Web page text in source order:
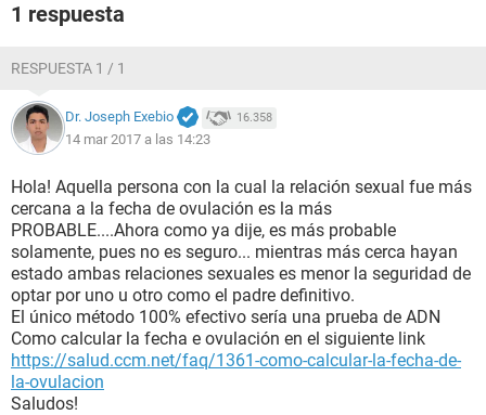
1 respuesta
RESPUESTA 1 / 1
Dr. Joseph Exebio 16.358
14 mar 2017 a las 14:23
Hola! Aquella persona con la cual la relación sexual fue más
cercana a la fecha de ovulación es la más
PROBABLE....Ahora como ya dije, es más probable
solamente, pues no es seguro... mientras más cerca hayan
estado ambas relaciones sexuales es menor la seguridad de
optar por uno u otro como el padre definitivo.
El único método 100% efectivo sería una prueba de ADN
Como calcular la fecha e ovulación en el siguiente link
https://salud.ccm.net/faq/1361-como-calcular-la-fecha-de-
la-ovulacion
Saludos!